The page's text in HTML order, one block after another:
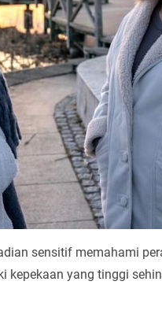
sensitif memahami
kepekaan yang tinggi